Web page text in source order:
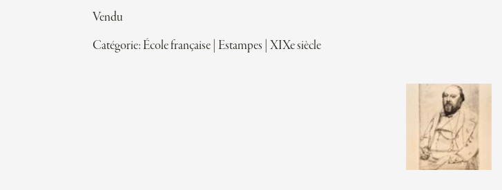
Vendu
Catégorie: École française Estampes |XIXe siècle